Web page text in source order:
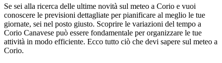
Se sei alla ricerca delle ultime novità sul meteo a Corio e vuoi
conoscere le previsioni dettagliate per pianificare al meglio le tue
giornate, sei nel posto giusto. Scoprire le variazioni del tempo a
Corio Canavese può essere fondamentale per organizzare le tue
attività in modo efficiente. Ecco tutto ciò che devi sapere sul meteo a
Corio.